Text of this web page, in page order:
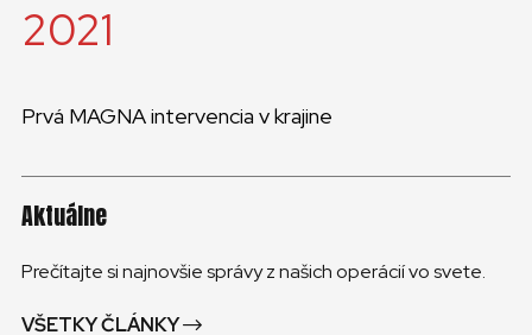
2021
Prvá MAGNA intervencia v krajine
Aktuálne
Prečítajte si najnovšie správy z našich operácií vo svete.
VŠETKY ČLÁNKY